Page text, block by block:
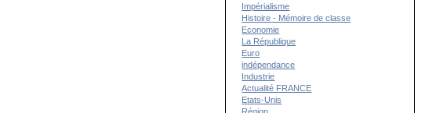
Impérialisme
Histoire - Mémoire de classe
Economie
La République
Euro
indépendance
Industrie
Actualité FRANCE
Etats-Unis